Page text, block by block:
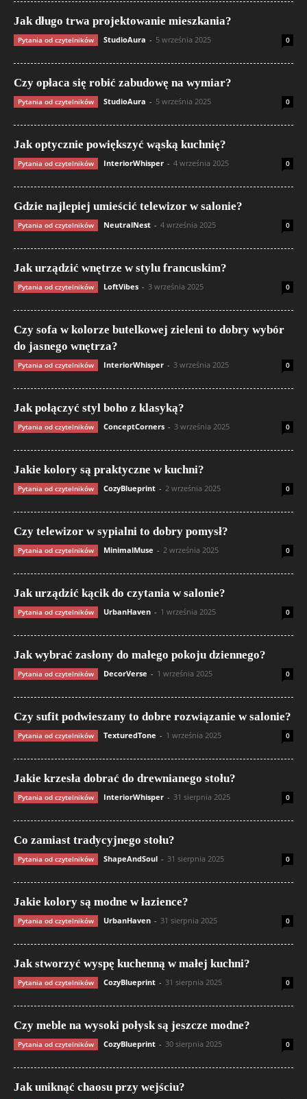
Jak długo trwa projektowanie mieszkania?
Pytania od czytelników StudioAura - 5 września 2025 0
Czy opłaca się robić zabudowę na wymiar?
Pytania od czytelników StudioAura - 5 września 2025 0
Jak optycznie powiększyć wąską kuchnię?
Pytania od czytelników InteriorWhisper - 4 września 2025 0
Gdzie najlepiej umieścić telewizor w salonie?
Pytania od czytelników NeutralNest - 4 września 2025 0
Jak urządzić wnętrze w stylu francuskim?
Pytania od czytelników LoftVibes - 3 września 2025 0
Czy sofa w kolorze butelkowej zieleni to dobry wybór
do jasnego wnętrza?
Pytania od czytelników InteriorWhisper - 3 września 2025 0
Jak połączyć styl boho z klasyką?
Pytania od czytelników ConceptCorners - 3 września 2025 0
Jakie kolory są praktyczne w kuchni?
Pytania od czytelników CozyBlueprint - 2 września 2025 0
Czy telewizor w sypialni to dobry pomysł?
Pytania od czytelników MinimalMuse - 2 września 2025 0
Jak urządzić kącik do czytania w salonie?
Pytania od czytelników UrbanHaven - 1 września 2025 0
Jak wybrać zasłony do małego pokoju dziennego?
Pytania od czytelników DecorVerse - 1 września 2025 0
Czy sufit podwieszany to dobre rozwiązanie w salonie?
Pytania od czytelników TexturedTone - 1 września 2025 0
Jakie krzesła dobrać do drewnianego stołu?
Pytania od czytelników InteriorWhisper - 31 sierpnia 2025 0
Co zamiast tradycyjnego stołu?
Pytania od czytelników ShapeAndSoul - 31 sierpnia 2025 0
Jakie kolory są modne w łazience?
Pytania od czytelników UrbanHaven - 31 sierpnia 2025 0
Jak stworzyć wyspę kuchenną w małej kuchni?
Pytania od czytelników CozyBlueprint - 31 sierpnia 2025 0
Czy meble na wysoki połysk są jeszcze modne?
Pytania od czytelników CozyBlueprint - 30 sierpnia 2025 0
Jak uniknąć chaosu przy wejściu?